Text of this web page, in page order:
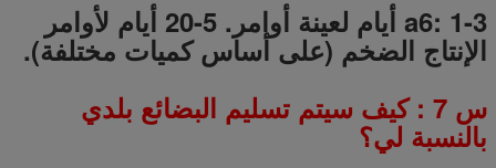
a6: 1-3 أيام لعينة أوامر.
5-20 أيام لأوامر
الإنتاج الضخم (على أساس كميات مختلفة).
س 7 : كيف سيتم تسليم البضائع بلدي
بالنسبة لي؟